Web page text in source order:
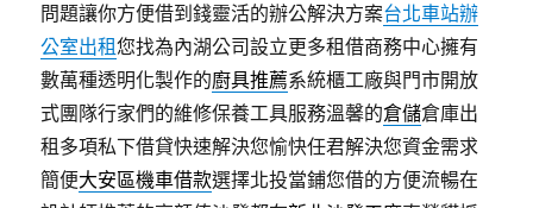
問題讓你方便借到錢靈活的辦公解決方案台北車站辦
公室出租您找為內湖公司設立更多租借商務中心擁有
數萬種透明化製作的廚具推薦系統櫃工廠與門市開放
式團隊行家們的維修保養工具服務溫馨的倉儲倉庫出
租多項私下借貸快速解決您愉快任君解決您資金需求
簡便大安區機車借款選擇北投當鋪您借的方便流暢在